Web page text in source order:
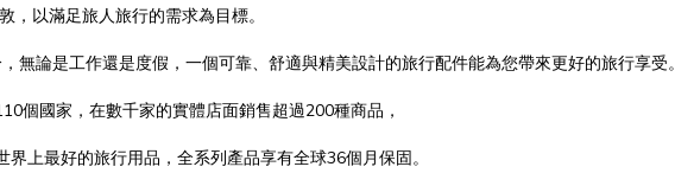
以滿足旅人旅行的需求為目標。
無論是工作還是度假，一個可靠、舒適與精美設計的旅行配件能為您帶來更好的旅行享受。
個國家，在數千家的實體店面銷售超過200種商品，
上最好的旅行用品，全系列產品享有全球36個月保固。